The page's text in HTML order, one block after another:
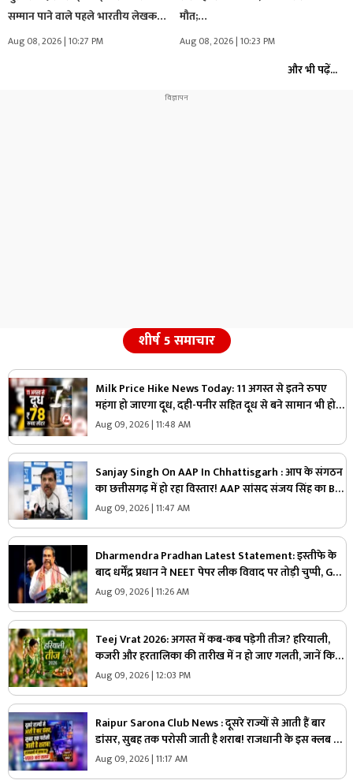
सम्मान पाने वाले पहले भारतीय लेखक…
Aug 08, 2026 | 10:27 PM
मौत;…
Aug 08, 2026 | 10:23 PM
और भी पढ़ें...
शीर्ष 5 समाचार
Milk Price Hike News Today: 11 अगस्त से इतने रुपए
महंगा हो जाएगा दूध, दही-पनीर सहित दूध से बने सामान भी हो
सकते हैं महंगे, जा​निए क्या होगा एक लीटर की कीमत
Aug 09, 2026 | 11:48 AM
Sanjay Singh On AAP In Chhattisgarh : आप के संगठन
का छत्तीसगढ़ में हो रहा विस्तार! AAP सांसद संजय सिंह का BJP
पर तीखा वार! बोले- इनके इशारे पर चल रही राज्य सरकार
Aug 09, 2026 | 11:47 AM
Dharmendra Pradhan Latest Statement: इस्तीफे के
बाद धर्मेंद्र प्रधान ने NEET पेपर लीक विवाद पर तोड़ी चुप्पी, Gen
Z को लेकर कह दी ये बड़ी बात
Aug 09, 2026 | 11:26 AM
Teej Vrat 2026: अगस्त में कब-कब पड़ेगी तीज? हरियाली,
कजरी और हरतालिका की तारीख में न हो जाए गलती, जानें किस
दिन रखना है कौन-सा व्रत
Aug 09, 2026 | 12:03 PM
Raipur Sarona Club News : दूसरे राज्यों से आती हैं बार
डांसर, सुबह तक परोसी जाती है शराब! राजधानी के इस क्लब का
VIDEO सामने आते ही मचा हड़कंप
Aug 09, 2026 | 11:17 AM